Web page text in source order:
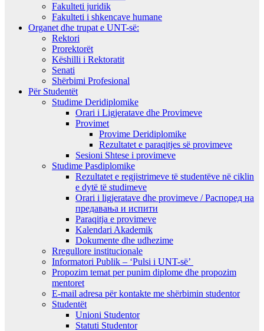
Fakulteti juridik
Fakulteti i shkencave humane
Organet dhe trupat e UNT-së:
Rektori
Prorektorët
Këshilli i Rektoratit
Senati
Shërbimi Profesional
Për Studentët
Studime Deridiplomike
Orari i Ligjeratave dhe Provimeve
Provimet
Provime Deridiplomike
Rezultatet e paraqitjes së provimeve
Sesioni Shtese i provimeve
Studime Pasdiplomike
Rezultatet e regjistrimeve të studentëve në ciklin
e dytë të studimeve
Orari i ligjeratave dhe provimeve / Распоред на
предавањa и испити
Paraqitja e provimeve
Kalendari Akademik
Dokumente dhe udhezime
Rregullore institucionale
Informatori Publik – ‘Pulsi i UNT-së’
Propozim temat per punim diplome dhe propozim
mentoret
E-mail adresa për kontakte me shërbimin studentor
Studentët
Unioni Studentor
Statuti Studentor